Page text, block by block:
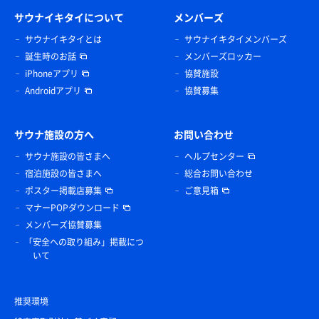
サウナイキタイについて
サウナイキタイとは
誕生時のお話
iPhoneアプリ
Androidアプリ
メンバーズ
サウナイキタイメンバーズ
メンバーズロッカー
協賛施設
協賛募集
サウナ施設の方へ
サウナ施設の皆さまへ
宿泊施設の皆さまへ
ポスター掲載店募集
マナーPOPダウンロード
メンバーズ協賛募集
「安全への取り組み」掲載につ
いて
お問い合わせ
ヘルプセンター
総合お問い合わせ
ご意見箱
推奨環境